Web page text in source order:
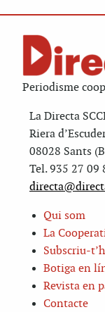
Periodisme
La Directa
Riera
08028 Sants
Tel. 935 27 09
Qui som
La
Subscriu-
Botiga en
Revista en
Contacte